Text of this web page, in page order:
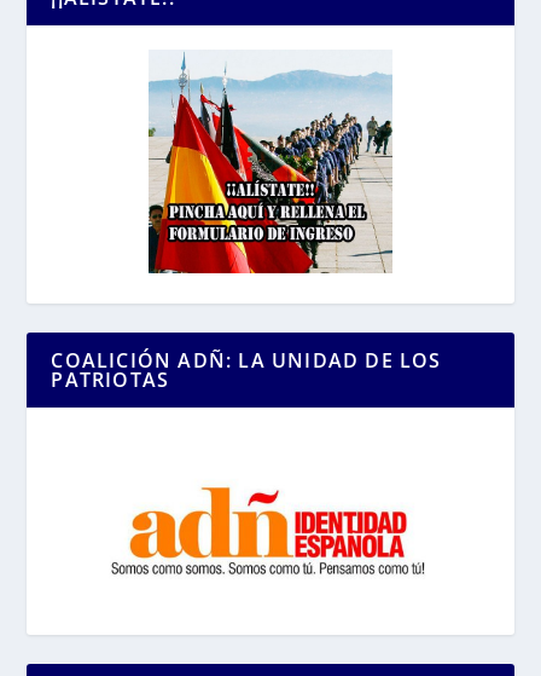
COALICIÓN ADÑ: LA UNIDAD DE LOS
PATRIOTAS